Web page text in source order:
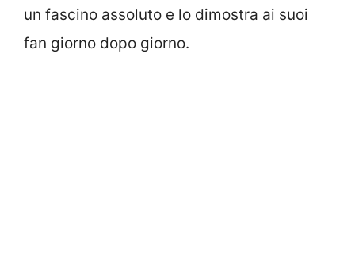
un fascino assoluto e lo dimostra ai suoi
fan giorno dopo giorno.